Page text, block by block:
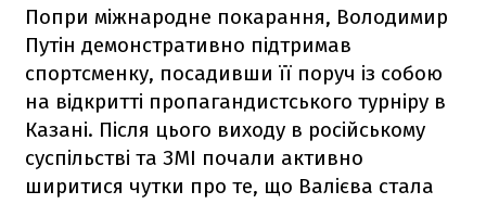
Попри міжнародне покарання, Володимир
Путін демонстративно підтримав
спортсменку, посадивши її поруч із собою
на відкритті пропагандистського турніру в
Казані. Після цього виходу в російському
суспільстві та ЗМІ почали активно
ширитися чутки про те, що Валієва стала